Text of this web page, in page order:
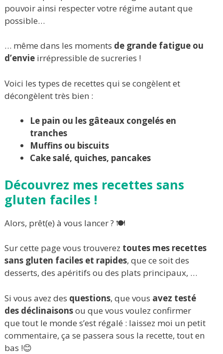
pouvoir ainsi respecter votre régime autant que
possible…
… même dans les moments de grande fatigue ou
d’envie irrépressible de sucreries !
Voici les types de recettes qui se congèlent et
décongèlent très bien :
Le pain ou les gâteaux congelés en
tranches
Muffins ou biscuits
Cake salé, quiches, pancakes
Découvrez mes recettes sans
gluten faciles !
Alors, prêt(e) à vous lancer ? 🍽️
Sur cette page vous trouverez toutes mes recettes
sans gluten faciles et rapides, que ce soit des
desserts, des apéritifs ou des plats principaux, …
Si vous avez des questions, que vous avez testé
des déclinaisonsou que vous voulez confirmer
que tout le monde s’est régalé : laissez moi un petit
commentaire, ça se passera sous la recette, tout en
bas !😊